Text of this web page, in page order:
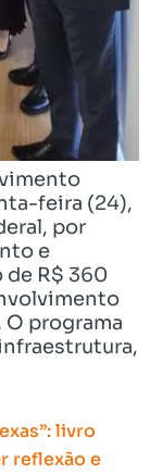
feira (24),
por
e
R$ 360
O programa
livro
reflexão e